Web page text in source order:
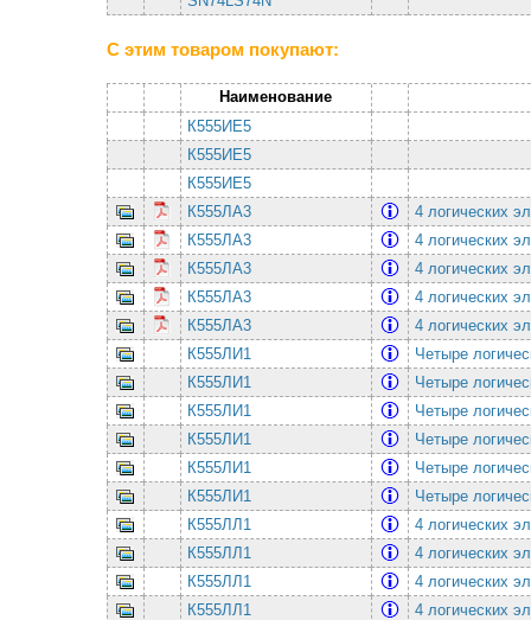
С этим товаром покупают:
Наименование
К555ИЕ5
К555ИЕ5
К555ИЕ5
К555ЛА3
4 логических
К555ЛА3
4 логических
К555ЛА3
4 логических
К555ЛА3
4 логических
К555ЛА3
4 логических
К555ЛИ1
Четыре
К555ЛИ1
Четыре
К555ЛИ1
Четыре
К555ЛИ1
Четыре
К555ЛИ1
Четыре
К555ЛИ1
Четыре
К555ЛЛ1
4 логических
К555ЛЛ1
4 логических
К555ЛЛ1
4 логических
К555ЛЛ1
4 логических